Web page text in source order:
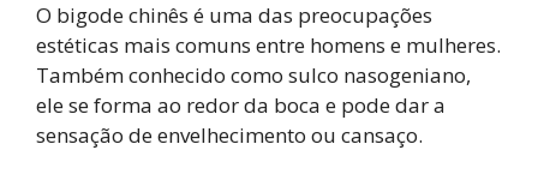
O bigode chinês é uma das preocupações
estéticas mais comuns entre homens e mulheres.
Também conhecido como sulco nasogeniano,
ele se forma ao redor da boca e pode dar a
sensação de envelhecimento ou cansaço.